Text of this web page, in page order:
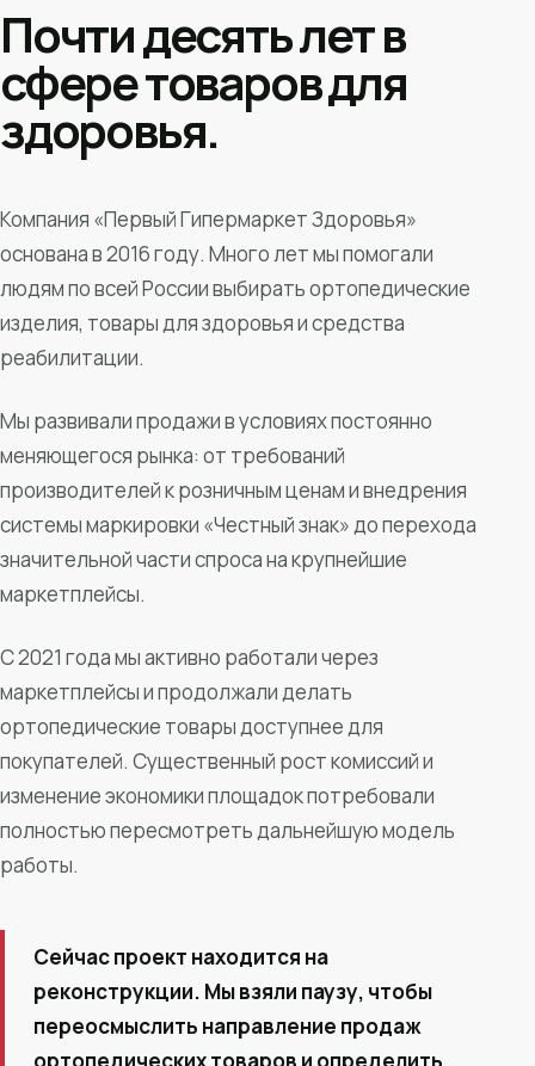
Почти десять лет в
сфере товаров для
здоровья.
Компания «Первый Гипермаркет Здоровья»
основана в 2016 году. Много лет мы помогали
людям по всей России выбирать ортопедические
изделия, товары для здоровья и средства
реабилитации.
Мы развивали продажи в условиях постоянно
меняющегося рынка: от требований
производителей к розничным ценам и внедрения
системы маркировки «Честный знак» до перехода
значительной части спроса на крупнейшие
маркетплейсы.
С 2021 года мы активно работали через
маркетплейсы и продолжали делать
ортопедические товары доступнее для
покупателей. Существенный рост комиссий и
изменение экономики площадок потребовали
полностью пересмотреть дальнейшую модель
работы.
Сейчас проект находится на
реконструкции. Мы взяли паузу, чтобы
переосмыслить направление продаж